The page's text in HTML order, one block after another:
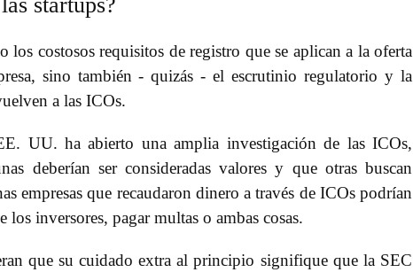
los costosos requisitos de registro que se aplican a la oferta
sino también - quizás - el escrutinio regulatorio y la
a las ICOs.
UU. ha abierto una amplia investigación de las ICOs,
deberían ser consideradas valores y que otras buscan
empresas que recaudaron dinero a través de ICOs podrían
inversores, pagar multas o ambas cosas.
que su cuidado extra al principio signifique que la SEC